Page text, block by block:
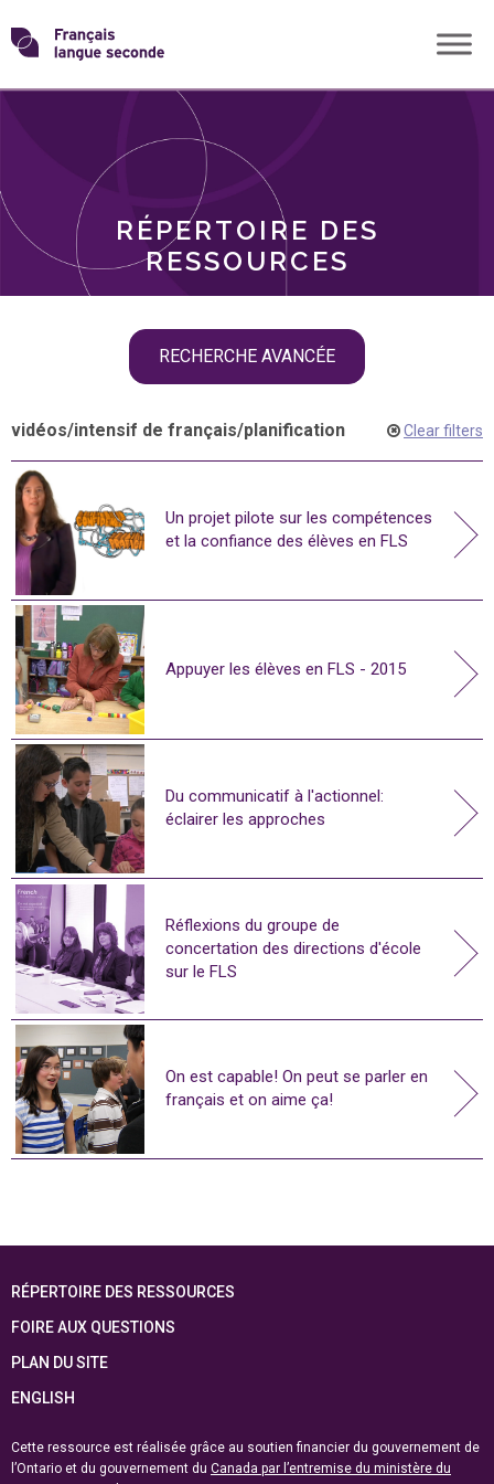
Skip
toTransformons
langue
RÉPERTOIRE DES
RESSOURCES
RECHERCHE AVANCÉE
THÈMES
vidéos/intensif de français/planification Clear filters
Un projet pilote sur les compétences
et la confiance des élèves en FLS
Appuyer les élèves en FLS - 2015
Du communicatif à l'actionnel:
éclairer les approches
Réflexions du groupe de
concertation des directions d'école
sur le FLS
On est capable! On peut se parler en
français et on aime ça!
RÉPERTOIRE DES RESSOURCES
FOIRE AUX QUESTIONS
PLAN DU SITE
ENGLISH
Cette ressource est réalisée grâce au soutien financier du gouvernement de
l’Ontario et du gouvernement du Canada par l’entremise du ministère du